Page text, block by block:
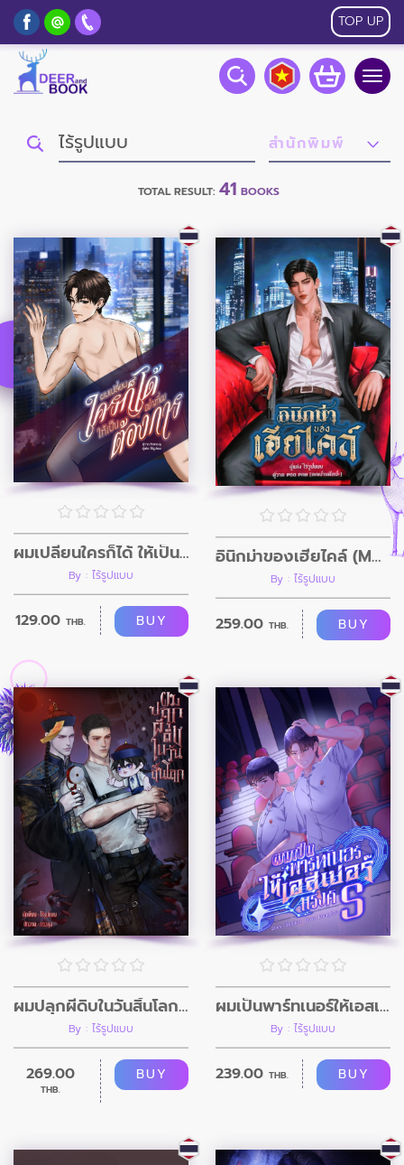
TOP UP
TOTAL RESULT: 41 BOOKS
ผมเปลี่ยนใครก็ได้ ให้เป็นอย่างที่ผมต้องการ
By : ไร้รูปแบบ
129.00 THB. BUY
อินิกม่าของเฮียไคล์ (Mpreg)
By : ไร้รูปแบบ
259.00 THB. BUY
ผมปลุกผีดิบในวันสิ้นโลก (อินิกม่าxอัลฟ่า)
By : ไร้รูปแบบ
269.00
THB.
BUY
ผมเป็นพาร์ทเนอร์ให้เอสเปอร์แรงค์ S
By : ไร้รูปแบบ
239.00 THB. BUY